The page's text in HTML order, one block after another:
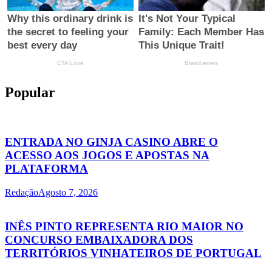
Popular
ENTRADA NO GINJA CASINO ABRE O
ACESSO AOS JOGOS E APOSTAS NA
PLATAFORMA
RedaçãoAgosto 7, 2026
INÊS PINTO REPRESENTA RIO MAIOR NO
CONCURSO EMBAIXADORA DOS
TERRITÓRIOS VINHATEIROS DE PORTUGAL